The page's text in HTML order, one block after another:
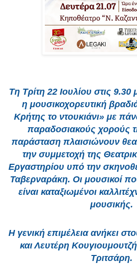
Τη Τρίτη 22 Ιουλίου στις 9.30
η μουσικοχορευτική
Κρήτης το ντουκιάνι»με
παραδοσιακούς χορούς
παράσταση πλαισιώνουν
την συμμετοχή της
Εργαστηρίου υπό την
Ταβερναράκη. Οι μουσικοί
είναι καταξιωμένοι
μουσικής.
Η γενική επιμέλεια ανήκει
και Λευτέρη
Τριτσάρη.